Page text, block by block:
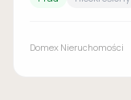
Domex Nieruchomości